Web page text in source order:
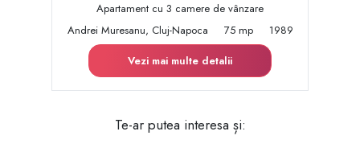
Apartament cu 3 camere de vânzare
Andrei Muresanu, Cluj-Napoca
75 mp
1989
Vezi mai multe detalii
Te-ar putea interesa și: